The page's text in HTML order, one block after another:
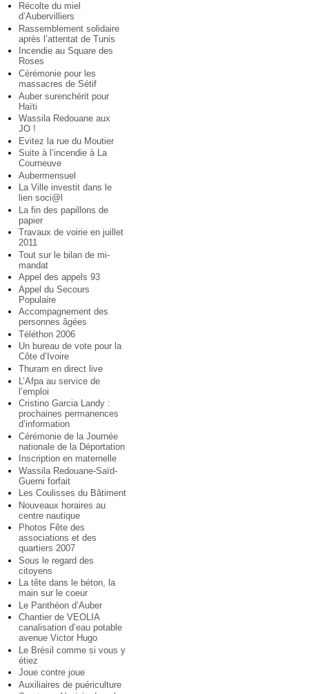
Récolte du miel
d’Aubervilliers
Rassemblement solidaire
après l’attentat de Tunis
Incendie au Square des
Roses
Cérémonie pour les
massacres de Sétif
Auber surenchérit pour
Haïti
Wassila Redouane aux
JO !
Evitez la rue du Moutier
Suite à l’incendie à La
Courneuve
Aubermensuel
La Ville investit dans le
lien soci@l
La fin des papillons de
papier
Travaux de voirie en juillet
2011
Tout sur le bilan de mi-
mandat
Appel des appels 93
Appel du Secours
Populaire
Accompagnement des
personnes âgées
Téléthon 2006
Un bureau de vote pour la
Côte d’Ivoire
Thuram en direct live
L’Afpa au service de
l’emploi
Cristino Garcia Landy :
prochaines permanences
d’information
Cérémonie de la Journée
nationale de la Déportation
Inscription en maternelle
Wassila Redouane-Saïd-
Guerni forfait
Les Coulisses du Bâtiment
Nouveaux horaires au
centre nautique
Photos Fête des
associations et des
quartiers 2007
Sous le regard des
citoyens
La tête dans le béton, la
main sur le coeur
Le Panthéon d’Auber
Chantier de VEOLIA
canalisation d’eau potable
avenue Victor Hugo
Le Brésil comme si vous y
étiez
Joue contre joue
Auxiliaires de puériculture